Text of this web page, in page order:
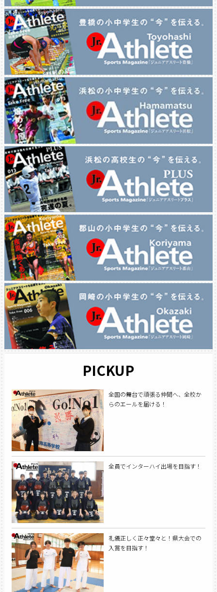
PICKUP
全国の舞台で頑張る仲間へ、全校か
らのエールを届ける！
全員でインターハイ出場を目指す！
礼儀正しく正々堂々と！県大会での
入賞を目指す！